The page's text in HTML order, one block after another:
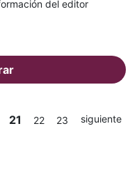
del editor
21 22 23 siguiente